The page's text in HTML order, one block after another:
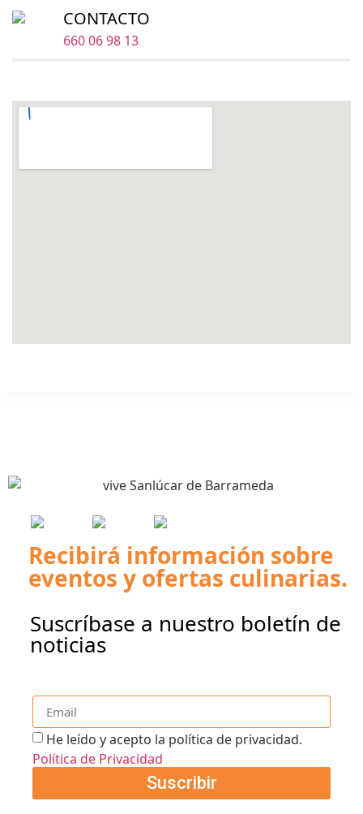
CONTACTO
660 06 98 13
Recibirá información sobre
eventos y ofertas culinarias.
Suscríbase a nuestro boletín de
noticias
He leído y acepto la política de privacidad.
Política de Privacidad
Suscribir